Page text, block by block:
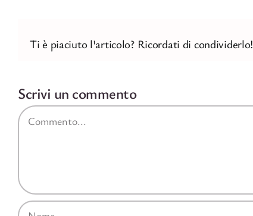
Ti è piaciuto l'articolo? Ricordati di condividerlo!
Scrivi un commento
Commento